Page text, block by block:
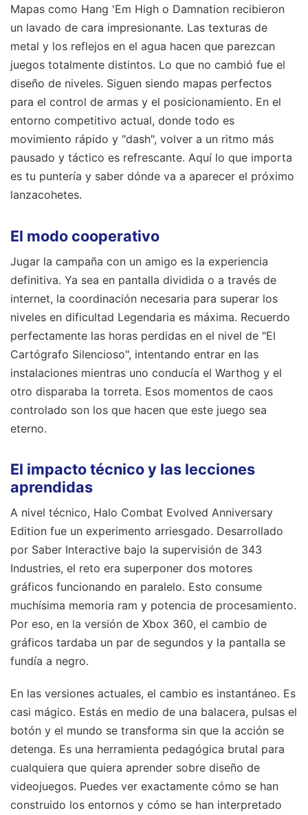
Mapas como Hang 'Em High o Damnation recibieron
un lavado de cara impresionante. Las texturas de
metal y los reflejos en el agua hacen que parezcan
juegos totalmente distintos. Lo que no cambió fue el
diseño de niveles. Siguen siendo mapas perfectos
para el control de armas y el posicionamiento. En el
entorno competitivo actual, donde todo es
movimiento rápido y "dash", volver a un ritmo más
pausado y táctico es refrescante. Aquí lo que importa
es tu puntería y saber dónde va a aparecer el próximo
lanzacohetes.
El modo cooperativo
Jugar la campaña con un amigo es la experiencia
definitiva. Ya sea en pantalla dividida o a través de
internet, la coordinación necesaria para superar los
niveles en dificultad Legendaria es máxima. Recuerdo
perfectamente las horas perdidas en el nivel de "El
Cartógrafo Silencioso", intentando entrar en las
instalaciones mientras uno conducía el Warthog y el
otro disparaba la torreta. Esos momentos de caos
controlado son los que hacen que este juego sea
eterno.
El impacto técnico y las lecciones
aprendidas
A nivel técnico, Halo Combat Evolved Anniversary
Edition fue un experimento arriesgado. Desarrollado
por Saber Interactive bajo la supervisión de 343
Industries, el reto era superponer dos motores
gráficos funcionando en paralelo. Esto consume
muchísima memoria ram y potencia de procesamiento.
Por eso, en la versión de Xbox 360, el cambio de
gráficos tardaba un par de segundos y la pantalla se
fundía a negro.
En las versiones actuales, el cambio es instantáneo. Es
casi mágico. Estás en medio de una balacera, pulsas el
botón y el mundo se transforma sin que la acción se
detenga. Es una herramienta pedagógica brutal para
cualquiera que quiera aprender sobre diseño de
videojuegos. Puedes ver exactamente cómo se han
construido los entornos y cómo se han interpretado